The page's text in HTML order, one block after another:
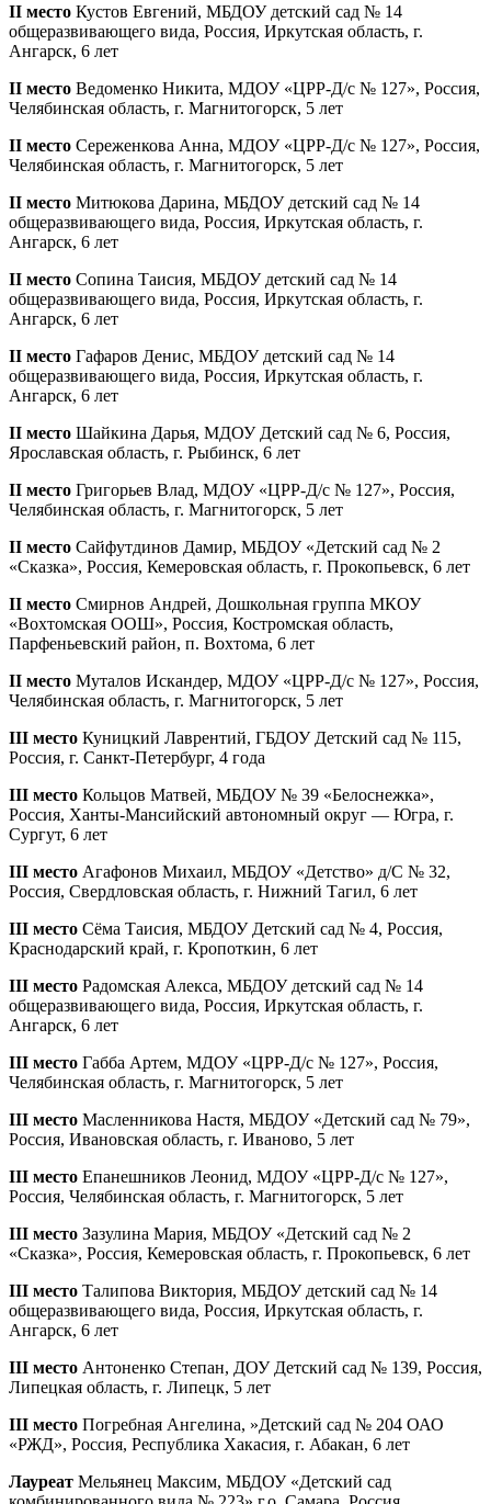
II место Кустов Евгений, МБДОУ детский сад № 14
общеразвивающего вида, Россия, Иркутская область, г.
Ангарск, 6 лет
II место Ведоменко Никита, МДОУ «ЦРР-Д/с № 127», Россия,
Челябинская область, г. Магнитогорск, 5 лет
II место Сереженкова Анна, МДОУ «ЦРР-Д/с № 127», Россия,
Челябинская область, г. Магнитогорск, 5 лет
II место Митюкова Дарина, МБДОУ детский сад № 14
общеразвивающего вида, Россия, Иркутская область, г.
Ангарск, 6 лет
II место Сопина Таисия, МБДОУ детский сад № 14
общеразвивающего вида, Россия, Иркутская область, г.
Ангарск, 6 лет
II место Гафаров Денис, МБДОУ детский сад № 14
общеразвивающего вида, Россия, Иркутская область, г.
Ангарск, 6 лет
II место Шайкина Дарья, МДОУ Детский сад № 6, Россия,
Ярославская область, г. Рыбинск, 6 лет
II место Григорьев Влад, МДОУ «ЦРР-Д/с № 127», Россия,
Челябинская область, г. Магнитогорск, 5 лет
II место Сайфутдинов Дамир, МБДОУ «Детский сад № 2
«Сказка», Россия, Кемеровская область, г. Прокопьевск, 6 лет
II место Смирнов Андрей, Дошкольная группа МКОУ
«Вохтомская ООШ», Россия, Костромская область,
Парфеньевский район, п. Вохтома, 6 лет
II место Муталов Искандер, МДОУ «ЦРР-Д/с № 127», Россия,
Челябинская область, г. Магнитогорск, 5 лет
III место Куницкий Лаврентий, ГБДОУ Детский сад № 115,
Россия, г. Санкт-Петербург, 4 года
III место Кольцов Матвей, МБДОУ № 39 «Белоснежка»,
Россия, Ханты-Мансийский автономный округ — Югра, г.
Сургут, 6 лет
III место Агафонов Михаил, МБДОУ «Детство» д/С № 32,
Россия, Свердловская область, г. Нижний Тагил, 6 лет
III место Сёма Таисия, МБДОУ Детский сад № 4, Россия,
Краснодарский край, г. Кропоткин, 6 лет
III место Радомская Алекса, МБДОУ детский сад № 14
общеразвивающего вида, Россия, Иркутская область, г.
Ангарск, 6 лет
III место Габба Артем, МДОУ «ЦРР-Д/с № 127», Россия,
Челябинская область, г. Магнитогорск, 5 лет
III место Масленникова Настя, МБДОУ «Детский сад № 79»,
Россия, Ивановская область, г. Иваново, 5 лет
III место Епанешников Леонид, МДОУ «ЦРР-Д/с № 127»,
Россия, Челябинская область, г. Магнитогорск, 5 лет
III место Зазулина Мария, МБДОУ «Детский сад № 2
«Сказка», Россия, Кемеровская область, г. Прокопьевск, 6 лет
III место Талипова Виктория, МБДОУ детский сад № 14
общеразвивающего вида, Россия, Иркутская область, г.
Ангарск, 6 лет
III место Антоненко Степан, ДОУ Детский сад № 139, Россия,
Липецкая область, г. Липецк, 5 лет
III место Погребная Ангелина, »Детский сад № 204 ОАО
«РЖД», Россия, Республика Хакасия, г. Абакан, 6 лет
Лауреат Мельянец Максим, МБДОУ «Детский сад